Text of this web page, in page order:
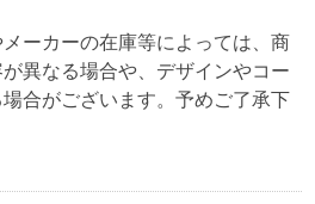
ーカーの在庫等によっては、商
異なる場合や、デザインやコー
合がございます。予めご了承下